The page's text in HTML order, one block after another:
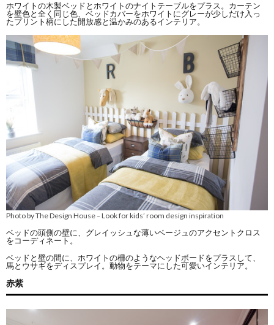
ホワイトの木製ベッドとホワイトのナイトテーブルをプラス。カーテン
を壁色と全く同じ色、ベッドカバーをホワイトにグレーが少しだけ入っ
たプリント柄にした開放感と温かみのあるインテリア。
Photo by The Design House–Look for kids’ room design inspiration
ベッドの頭側の壁に、グレイッシュな薄いベージュのアクセントクロス
をコーディネート。
ベッドと壁の間に、ホワイトの柵のようなヘッドボードをプラスして、
馬とウサギをディスプレイ。動物をテーマにした可愛いインテリア。
赤紫